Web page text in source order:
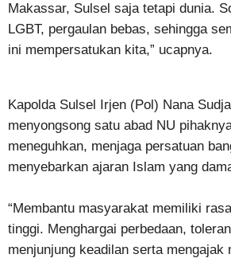
Makassar, Sulsel saja tetapi dunia.
LGBT, pergaulan bebas, sehingga
ini mempersatukan kita,” ucapnya.
Kapolda Sulsel Irjen (Pol) Nana
menyongsong satu abad NU
meneguhkan, menjaga persatuan
menyebarkan ajaran Islam yang
“Membantu masyarakat memiliki
tinggi. Menghargai perbedaan,
menjunjung keadilan serta mengajak